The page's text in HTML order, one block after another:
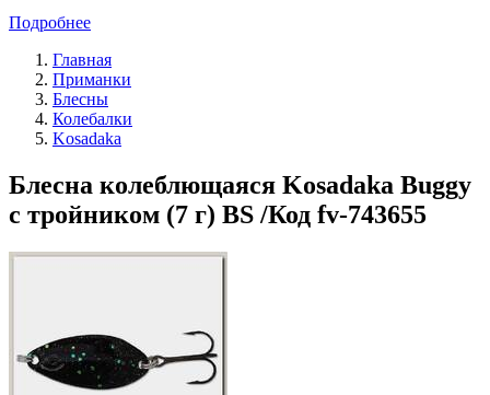
Подробнее
Главная
Приманки
Блесны
Колебалки
Kosadaka
Блесна колеблющаяся Kosadaka Buggy
с тройником (7 г) BS /Код fv-743655